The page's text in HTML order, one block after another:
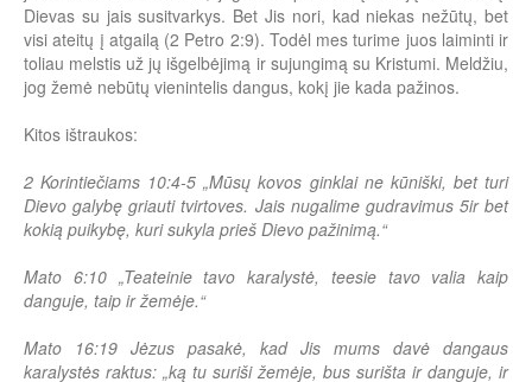
Dievas su jais susitvarkys. Bet Jis nori, kad niekas nežūtų, bet
visi ateitų į atgailą (2 Petro 2:9). Todėl mes turime juos laiminti ir
toliau melstis už jų išgelbėjimą ir sujungimą su Kristumi. Meldžiu,
jog žemė nebūtų vienintelis dangus, kokį jie kada pažinos.
Kitos ištraukos:
2 Korintiečiams 10:4-5 „Mūsų kovos ginklai ne kūniški, bet turi
Dievo galybę griauti tvirtoves. Jais nugalime gudravimus 5ir bet
kokią puikybę, kuri sukyla prieš Dievo pažinimą.“
Mato 6:10 „Teateinie tavo karalystė, teesie tavo valia kaip
danguje, taip ir žemėje.“
Mato 16:19 Jėzus pasakė, kad Jis mums davė dangaus
karalystės raktus: „ką tu suriši žemėje, bus surišta ir danguje, ir